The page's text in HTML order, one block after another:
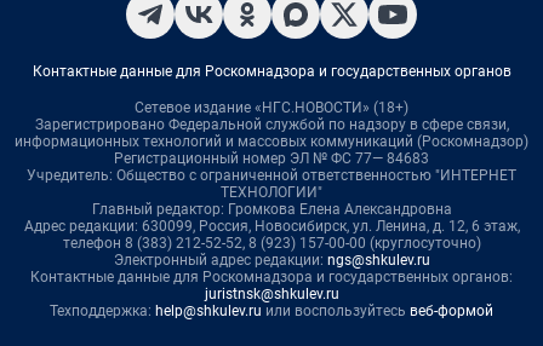
Контактные данные для Роскомнадзора и государственных органов
Сетевое издание «НГС.НОВОСТИ» (18+)
Зарегистрировано Федеральной службой по надзору в сфере связи,
информационных технологий и массовых коммуникаций (Роскомнадзор)
Регистрационный номер ЭЛ № ФС 77— 84683
Учредитель: Общество с ограниченной ответственностью "ИНТЕРНЕТ
ТЕХНОЛОГИИ"
Главный редактор: Громкова Елена Александровна
Адрес редакции: 630099, Россия, Новосибирск, ул. Ленина, д. 12, 6 этаж,
телефон 8 (383) 212-52-52, 8 (923) 157-00-00 (круглосуточно)
Электронный адрес редакции: ngs@shkulev.ru
Контактные данные для Роскомнадзора и государственных органов:
juristnsk@shkulev.ru
Техподдержка: help@shkulev.ru или воспользуйтесь веб-формой